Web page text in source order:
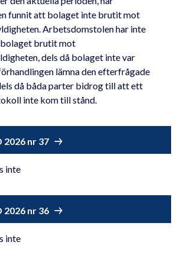
funnit att bolaget inte brutit mot
Arbetsdomstolen har inte
brutit mot
dels då bolaget inte var
lämna den efterfrågade
då båda parter bidrog till att ett
inte kom till stånd.
2026 nr 37
inte
2026 nr 36
inte